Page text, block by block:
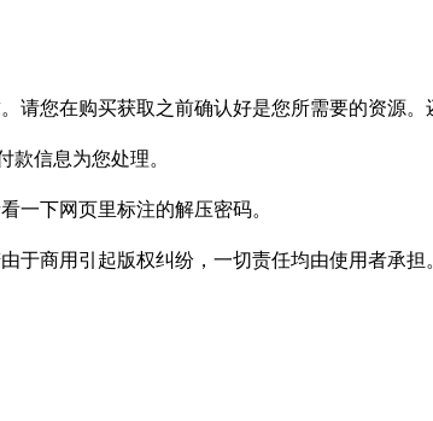
您在购买获取之前确认好是您所需要的资源。
信息为您处理。
一下网页里标注的解压密码。
于商用引起版权纠纷，一切责任均由使用者承担